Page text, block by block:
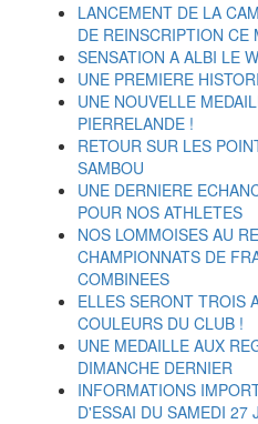
LANCEMENT DE LA
DE REINSCRIPTION
SENSATION A ALBI LE
UNE PREMIERE
UNE NOUVELLE
PIERRELANDE !
RETOUR SUR LES
SAMBOU
UNE DERNIERE
POUR NOS ATHLETES
NOS LOMMOISES AU
CHAMPIONNATS DE
COMBINEES
ELLES SERONT TROIS
COULEURS DU CLUB !
UNE MEDAILLE AUX
DIMANCHE DERNIER
INFORMATIONS
D'ESSAI DU SAMEDI 27